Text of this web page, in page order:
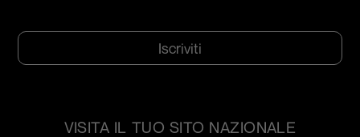
VISITA IL TUO SITO NAZIONALE